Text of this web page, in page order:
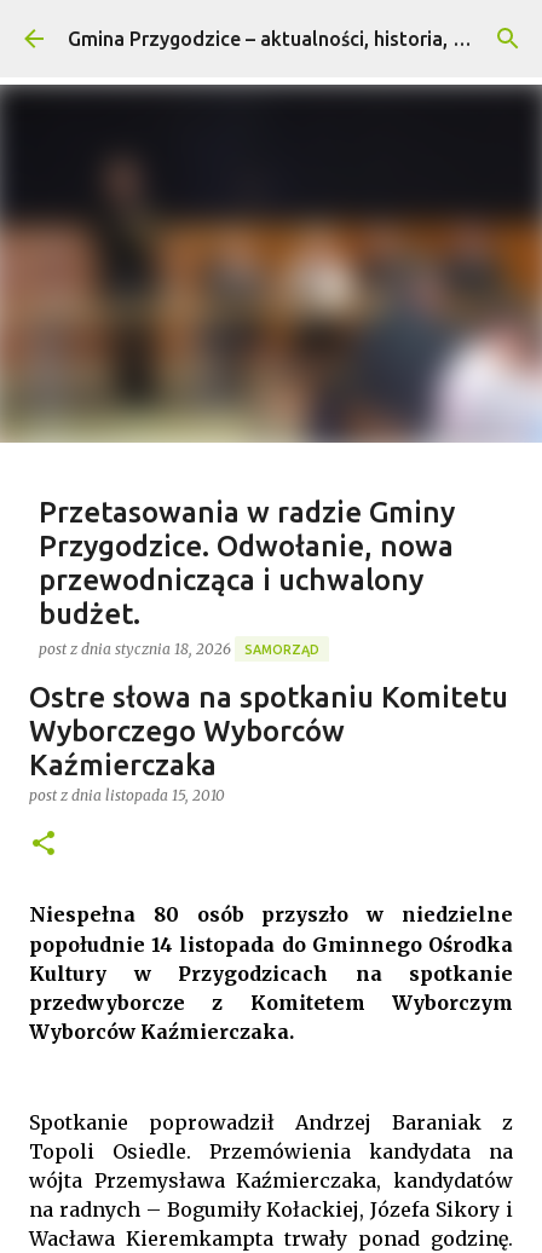
Przejdź do głównej zawartości Gmina Przygodzice – aktualności, historia, turystyka
Gospodarstwo Rybackie Przygodzice
Najnowszy post
Przetasowania w radzie Gminy
Przygodzice. Odwołanie, nowa
przewodnicząca i uchwalony
budżet.
post z dnia stycznia 18, 2026 SAMORZĄD
Ponad 4 godziny trwała ostatnia w 2025 roku XVI sesja
Rady Gminy Przygodzice ustanawiając dotychczasowy
rekord długości posiedzenia rady w kadencji 2024-
2029. Bieg zdarzeń od początku dyktowało słowo
„ZMIANA”. Jednym z pierwszych punktów był bowiem
wniosek o odwołanie przewodniczącego rady. Robert
dotychczasowa wiceprzewodnicząca.
0
Ostre słowa na spotkaniu Komitetu
Wyborczego Wyborców
Kaźmierczaka
post z dnia listopada 15, 2010
Niespełna 80 osób przyszło w niedzielne
popołudnie 14 listopada do Gminnego Ośrodka
Kultury w Przygodzicach na spotkanie
przedwyborcze z Komitetem Wyborczym
Wyborców Kaźmierczaka.
Spotkanie poprowadził Andrzej Baraniak z
Topoli Osiedle. Przemówienia kandydata na
wójta Przemysława Kaźmierczaka, kandydatów
na radnych – Bogumiły Kołackiej, Józefa Sikory i
Wacława Kieremkampta trwały ponad godzinę.